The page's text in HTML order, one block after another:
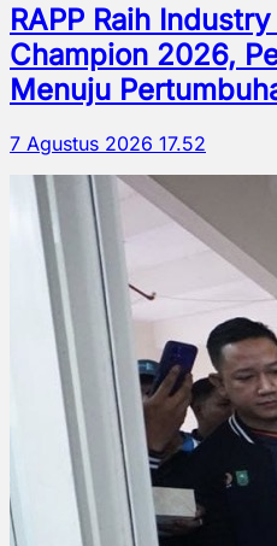
RAPP Raih
Champion 2026,
Menuju
7 Agustus 2026 17.52